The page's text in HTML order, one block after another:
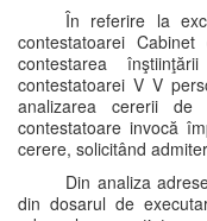
În referire la
contestatoarei
contestarea
contestatoarei V V
analizarea cererii de
contestatoare invocă
cerere, solicitând
Din analiza
din dosarul de